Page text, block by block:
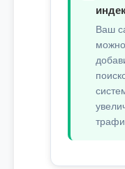
Ваш
можно